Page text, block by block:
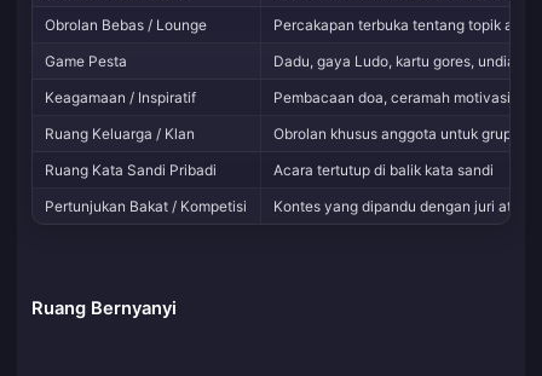
Obrolan Bebas / Lounge
Percakapan terbuka tentang topik apa
Game Pesta
Dadu, gaya Ludo, kartu gores, undian
Keagamaan / Inspiratif
Pembacaan doa, ceramah motivasi,
Ruang Keluarga / Klan
Obrolan khusus anggota untuk grup
Ruang Kata Sandi Pribadi
Acara tertutup di balik kata sandi
Pertunjukan Bakat / Kompetisi
Kontes yang dipandu dengan juri atau
Ruang Bernyanyi